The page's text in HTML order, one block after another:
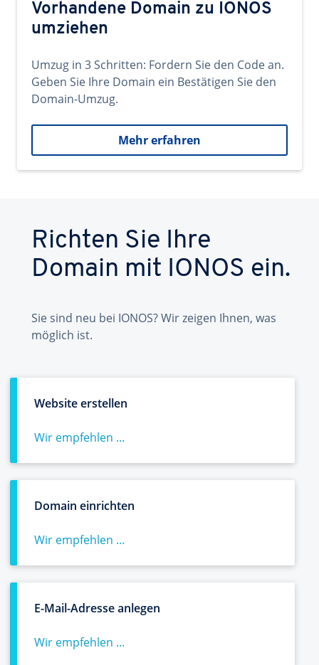
Vorhandene Domain zu IONOS
umziehen
Umzug in 3 Schritten: Fordern Sie den Code an.
Geben Sie Ihre Domain ein Bestätigen Sie den
Domain-Umzug.
Mehr erfahren
Richten Sie Ihre
Domain mit IONOS ein.
Sie sind neu bei IONOS? Wir zeigen Ihnen, was
möglich ist.
Website erstellen
Wir empfehlen ...
Domain einrichten
Wir empfehlen ...
E-Mail-Adresse anlegen
Wir empfehlen ...